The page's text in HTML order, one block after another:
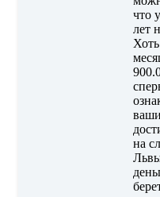
что
лет
на